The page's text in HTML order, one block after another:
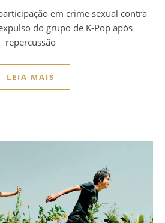
do grupo de K-Pop após
repercussão
LEIA MAIS